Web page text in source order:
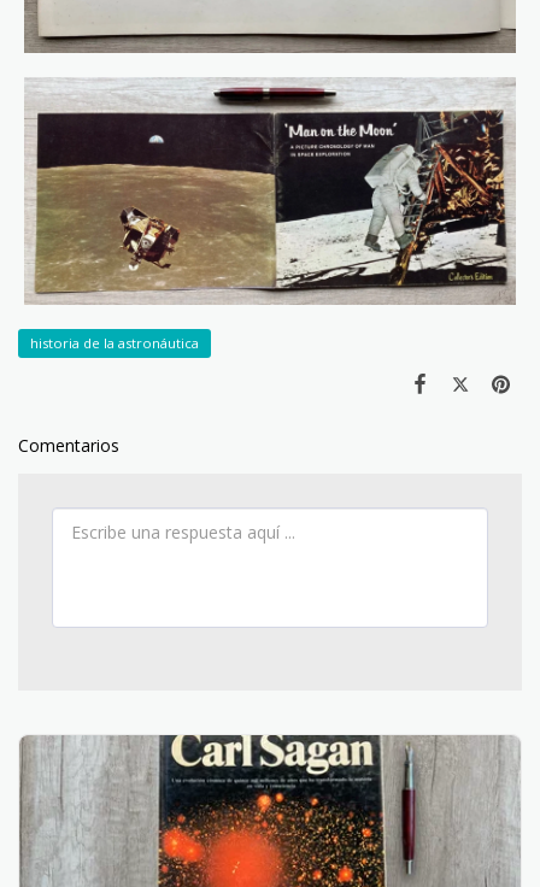
historia de la astronáutica
Comentarios